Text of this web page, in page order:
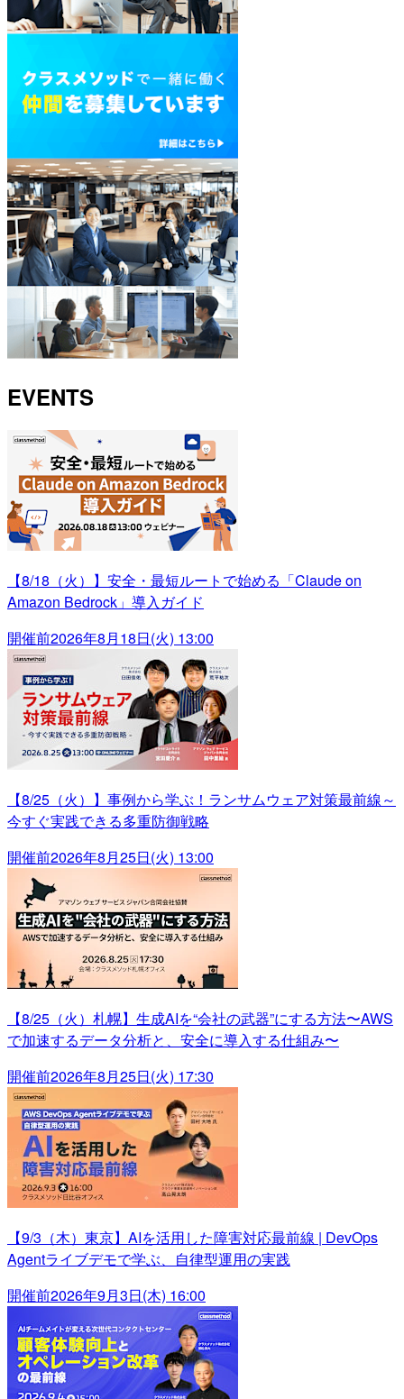
EVENTS
【8/18（火）】安全・最短ルートで始める「Claude on
Amazon Bedrock」導入ガイド
開催前2026年8月18日(火) 13:00
【8/25（火）】事例から学ぶ！ランサムウェア対策最前線～
今すぐ実践できる多重防御戦略
開催前2026年8月25日(火) 13:00
【8/25（火）札幌】生成AIを“会社の武器”にする方法〜AWS
で加速するデータ分析と、安全に導入する仕組み〜
開催前2026年8月25日(火) 17:30
【9/3（木）東京】AIを活用した障害対応最前線 | DevOps
Agentライブデモで学ぶ、自律型運用の実践
開催前2026年9月3日(木) 16:00